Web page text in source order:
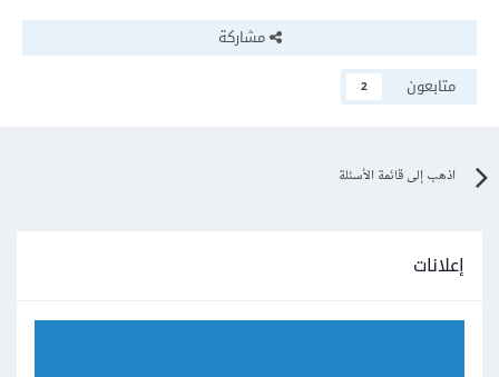
مشاركة
متابعون
2
اذهب إلى قائمة الأسئلة
إعلانات